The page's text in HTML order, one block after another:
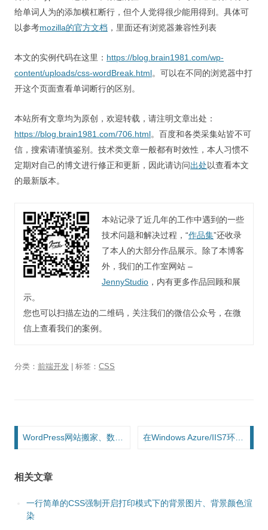
给单词人为的添加横杠断行，但个人觉得很少能用得到。具体可
以参考mozilla的官方文档 ，里面还有浏览器兼容性列表
本文的实例代码在这里： https://blog.brain1981.com/wp-
content/uploads/css-wordBreak.html。可以在不同的浏览器中打
开这个页面查看单词断行的区别。
本站所有文章均为原创，欢迎转载，请注明文章出处：
https://blog.brain1981.com/706.html。百度和各类采集站皆不可
信，搜索请谨慎鉴别。技术类文章一般都有时效性，本人习惯不
定期对自己的博文进行修正和更新，因此请访问出处以查看本文
的最新版本。
本站记录了近几年的工作中遇到的一些
技术问题和解决过程，“作品集”还收录
了本人的大部分作品展示。除了本博客
外，我们的工作室网站 –
JennyStudio ，内有更多作品回顾和展
示。
您也可以扫描左边的二维码，关注我们的微信公众号，在微
信上查看我们的案例。
分类： 前端开发 | 标签： CSS
文章导航
相关文章
一行简单的CSS强制开启打印模式下的背景图片、背景颜色渲
染